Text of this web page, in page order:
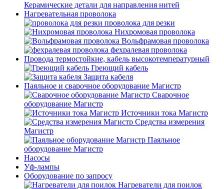
Керамические детали для направления нитей
Нагревательная проволока
проволока для резки
Нихромовая проволока
Вольфрамовая проволока
фехралевая проволока
Провода термостойкие, кабель высокотемпературный
Греющий кабель
Защита кабеля
Паяльное и сварочное оборудование Магистр
Сварочное
оборудование Магистр
Источники тока Магистр
Средства измерения
Магистр
Паяльное
оборудование Магистр
Насосы
Уф-лампы
Оборудование по запросу
Нагреватели для поилок